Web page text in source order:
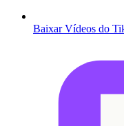
Baixar Vídeos do